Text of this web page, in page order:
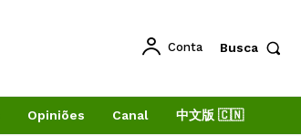
Conta Busca
Opiniões Canal 中文版 🇨🇳